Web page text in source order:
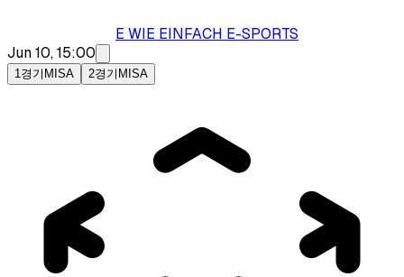
E WIE EINFACH E-SPORTS
Jun 10, 15:00
1경기 MISA 2경기 MISA